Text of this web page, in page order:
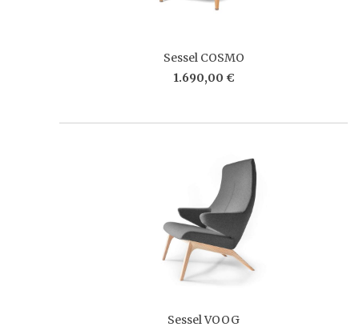
Sessel COSMO
1.690,00 €
Sessel VOOG